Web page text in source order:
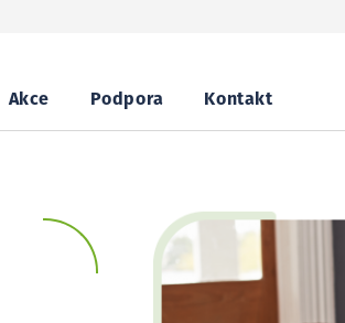
Akce Podpora Kontakt